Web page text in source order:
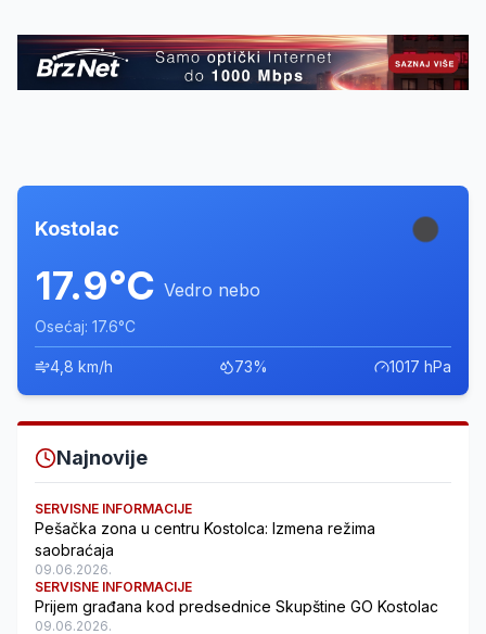
Kostolac
17.9°C Vedro nebo
Osećaj: 17.6°C
4,8 km/h 73% 1017 hPa
Najnovije
SERVISNE INFORMACIJE
Pešačka zona u centru Kostolca: Izmena režima
saobraćaja
09.06.2026.
SERVISNE INFORMACIJE
Prijem građana kod predsednice Skupštine GO Kostolac
09.06.2026.